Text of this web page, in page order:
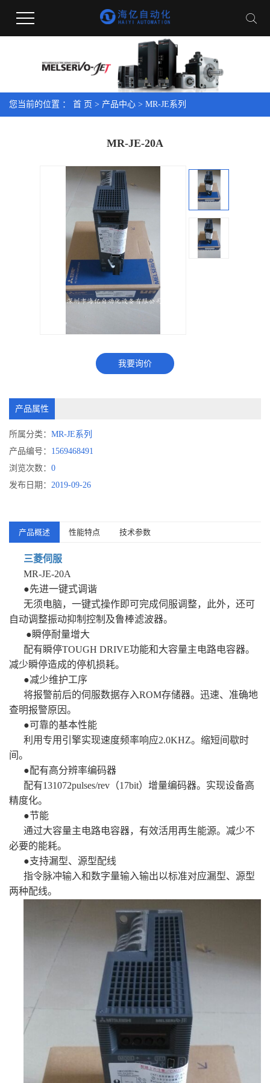
您当前的位置 ： 首 页 > 产品中心 > MR-JE系列
MR-JE-20A
我要询价
产品属性
所属分类： MR-JE系列
产品编号： 1569468491
浏览次数： 0
发布日期： 2019-09-26
产品概述 性能特点 技术参数
三菱伺服
MR-JE-20A
●先进一键式调谐
无须电脑，一键式操作即可完成伺服调整，此外，还可
自动调整振动抑制控制及鲁棒滤波器。
●瞬停耐量增大
配有瞬停TOUGH DRIVE功能和大容量主电路电容器。
减少瞬停造成的停机损耗。
●减少维护工序
将报警前后的伺服数据存入ROM存储器。迅速、准确地
查明报警原因。
●可靠的基本性能
利用专用引擎实现速度频率响应2.0KHZ。缩短间歇时
间。
●配有高分辨率编码器
配有131072pulses/rev（17bit）增量编码器。实现设备高
精度化。
●节能
通过大容量主电路电容器，有效活用再生能源。减少不
必要的能耗。
●支持漏型、源型配线
指令脉冲输入和数字量输入输出以标准对应漏型、源型
两种配线。